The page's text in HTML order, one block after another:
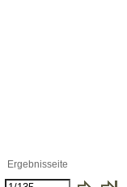
Ergebnisseite